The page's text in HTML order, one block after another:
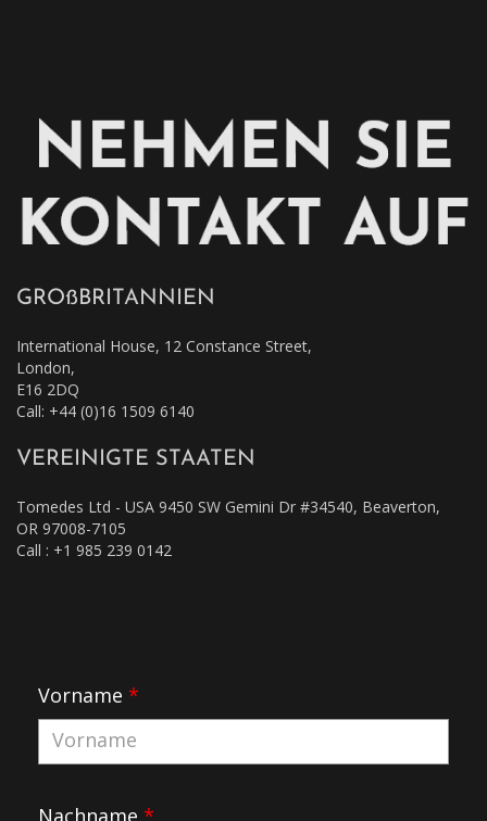
GROßBRITANNIEN
International House, 12 Constance Street,
London,
E16 2DQ
Call: +44 (0)16 1509 6140
VEREINIGTE STAATEN
Tomedes Ltd - USA 9450 SW Gemini Dr #34540, Beaverton,
OR 97008-7105
Call : +1 985 239 0142
Vorname *
Nachname *